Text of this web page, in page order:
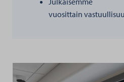
vuosittain